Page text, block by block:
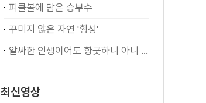
피클볼에 담은 승부수
꾸미지 않은 자연 '횡성'
알싸한 인생이어도 향긋하니 아니 좋은가
최신영상